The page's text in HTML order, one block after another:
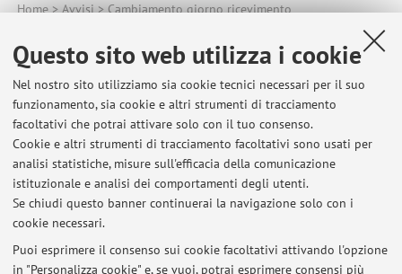
Questo sito web utilizza i cookie
Nel nostro sito utilizziamo sia cookie tecnici necessari per il suo
funzionamento, sia cookie e altri strumenti di tracciamento
facoltativi che potrai attivare solo con il tuo consenso.
Cookie e altri strumenti di tracciamento facoltativi sono usati per
analisi statistiche, misure sull'efficacia della comunicazione
istituzionale e analisi dei comportamenti degli utenti.
Se chiudi questo banner continuerai la navigazione solo con i
cookie necessari.
Puoi esprimere il consenso sui cookie facoltativi attivando l'opzione
in "Personalizza cookie" e, se vuoi, potrai esprimere consensi più
Home>Avvisi> Cambiamento giorno ricevimento
Cambiamento giorno ricevimento
Venerdi 27 settembre e 4 ottobre non ci sarà ricevimento
studenti.
Giovedì 3 ottobre si terrà ricevimento dalle 13.45 alle
14.30.
Cordiali saluti
Pubblicato il: 27 settembre 2024